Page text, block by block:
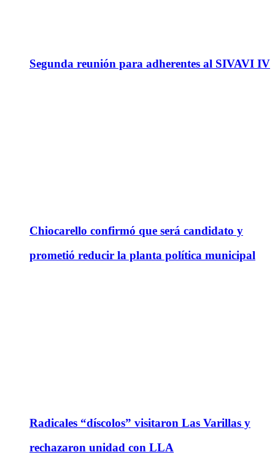
Segunda reunión para adherentes al SIVAVI IV
Chiocarello confirmó que será candidato y
prometió reducir la planta política municipal
Radicales “díscolos” visitaron Las Varillas y
rechazaron unidad con LLA